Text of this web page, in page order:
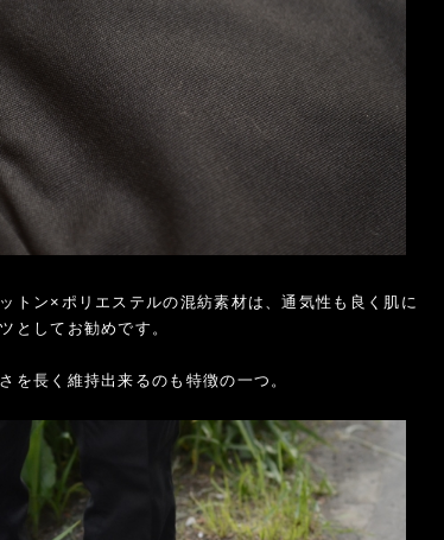
トン×ポリエステルの混紡素材は、通気性も良く肌に
としてお勧めです。
を長く維持出来るのも特徴の一つ。